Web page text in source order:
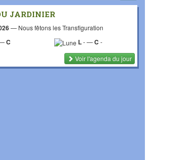
JARDINIER
— Nous fêtons les Transfiguration
C L-—C-
Voir l'agenda du jour